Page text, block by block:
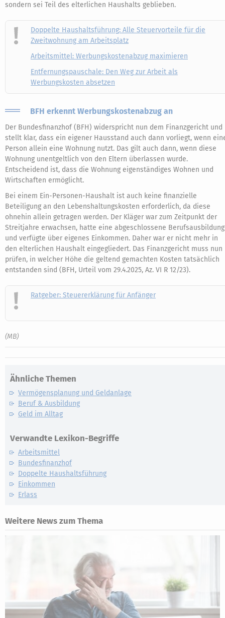
sondern sei Teil des elterlichen Haushalts geblieben.
Doppelte Haushaltsführung: Alle Steuervorteile für die
Zweitwohnung am Arbeitsplatz
Arbeitsmittel: Werbungskostenabzug maximieren
Entfernungspauschale: Den Weg zur Arbeit als
Werbungskosten absetzen
BFH erkennt Werbungskostenabzug an
Der Bundesfinanzhof (BFH) widerspricht nun dem Finanzgericht und
stellt klar, dass ein eigener Hausstand auch dann vorliegt, wenn
Person allein eine Wohnung nutzt. Das gilt auch dann, wenn diese
Wohnung unentgeltlich von den Eltern überlassen wurde.
Entscheidend ist, dass die Wohnung eigenständiges Wohnen und
Wirtschaften ermöglicht.
Bei einem Ein-Personen-Haushalt ist auch keine finanzielle
Beteiligung an den Lebenshaltungskosten erforderlich, da diese
ohnehin allein getragen werden. Der Kläger war zum Zeitpunkt der
Streitjahre erwachsen, hatte eine abgeschlossene Berufsausbildung
und verfügte über eigenes Einkommen. Daher war er nicht mehr in
den elterlichen Haushalt eingegliedert. Das Finanzgericht muss nun
prüfen, in welcher Höhe die geltend gemachten Kosten tatsächlich
entstanden sind (BFH, Urteil vom 29.4.2025, Az. VI R 12/23).
Ratgeber: Steuererklärung für Anfänger
(MB)
Ähnliche Themen
Vermögensplanung und Geldanlage
Beruf & Ausbildung
Geld im Alltag
Verwandte Lexikon-Begriffe
Arbeitsmittel
Bundesfinanzhof
Doppelte Haushaltsführung
Einkommen
Erlass
Weitere News zum Thema